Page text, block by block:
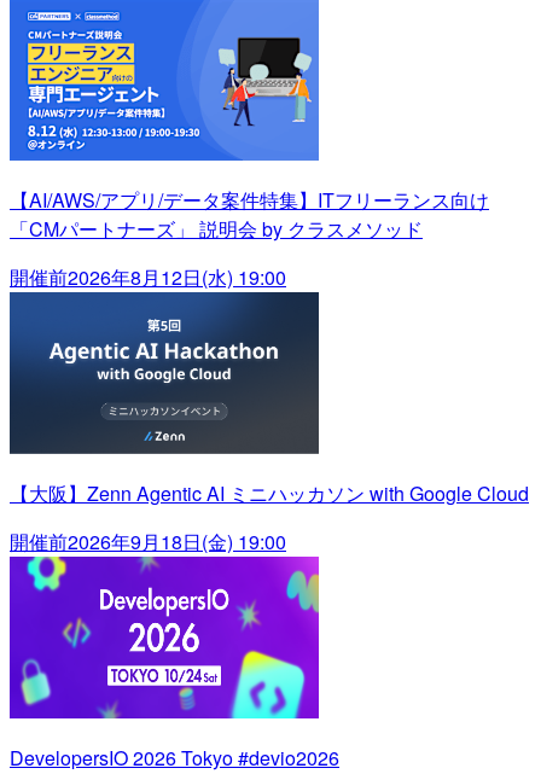
【AI/AWS/アプリ/データ案件特集】ITフリーランス向け
「CMパートナーズ」 説明会 by クラスメソッド
開催前2026年8月12日(水) 19:00
【大阪】Zenn Agentic AI ミニハッカソン with Google Cloud
開催前2026年9月18日(金) 19:00
DevelopersIO 2026 Tokyo #devio2026